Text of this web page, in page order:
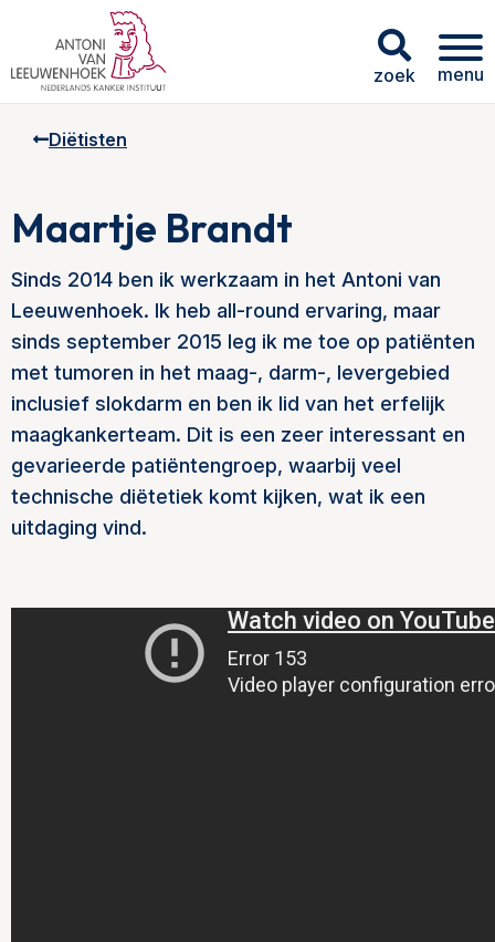
zoek menu
Diëtisten
Maartje Brandt
Sinds 2014 ben ik werkzaam in het Antoni van
Leeuwenhoek. Ik heb all-round ervaring, maar
sinds september 2015 leg ik me toe op patiënten
met tumoren in het maag-, darm-, levergebied
inclusief slokdarm en ben ik lid van het erfelijk
maagkankerteam. Dit is een zeer interessant en
gevarieerde patiëntengroep, waarbij veel
technische diëtetiek komt kijken, wat ik een
uitdaging vind.